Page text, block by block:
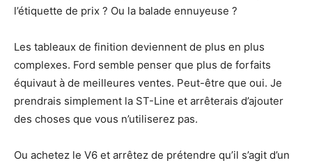
l’étiquette de prix ? Ou la balade ennuyeuse ?
Les tableaux de finition deviennent de plus en plus
complexes. Ford semble penser que plus de forfaits
équivaut à de meilleures ventes. Peut-être que oui. Je
prendrais simplement la ST-Line et arrêterais d’ajouter
des choses que vous n’utiliserez pas.
Ou achetez le V6 et arrêtez de prétendre qu’il s’agit d’un